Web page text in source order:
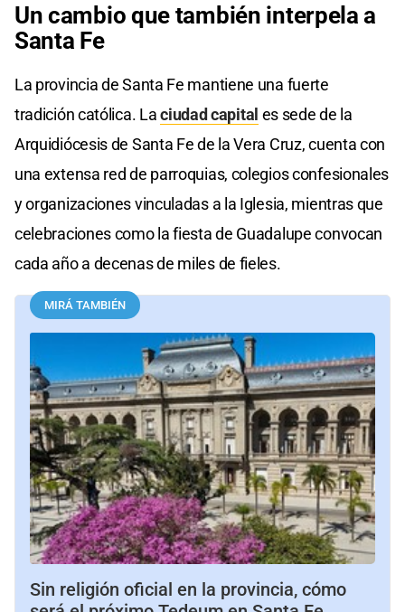
Un cambio que también interpela a
Santa Fe
La provincia de Santa Fe mantiene una fuerte
tradición católica. Laciudad capital es sede de la
Arquidiócesis de Santa Fe de la Vera Cruz, cuenta con
una extensa red de parroquias, colegios confesionales
y organizaciones vinculadas a la Iglesia, mientras que
celebraciones como la fiesta de Guadalupe convocan
cada año a decenas de miles de fieles.
MIRÁ TAMBIÉN
Sin religión oficial en la provincia, cómo